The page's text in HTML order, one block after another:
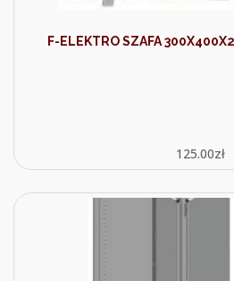
F-ELEKTRO SZAFA
125.00zł